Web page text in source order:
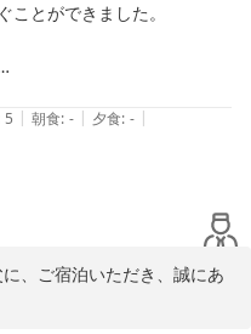
とができました。
5 | 朝食: - | 夕食: - |
、ご宿泊いただき、誠にあ